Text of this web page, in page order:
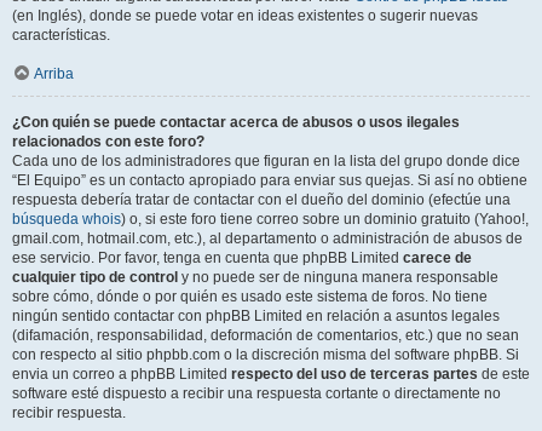
(en Inglés), donde se puede votar en ideas existentes o sugerir nuevas
características.
Arriba
¿Con quién se puede contactar acerca de abusos o usos ilegales
relacionados con este foro?
Cada uno de los administradores que figuran en la lista del grupo donde dice
“El Equipo” es un contacto apropiado para enviar sus quejas. Si así no obtiene
respuesta debería tratar de contactar con el dueño del dominio (efectúe una
búsqueda whois) o, si este foro tiene correo sobre un dominio gratuito (Yahoo!,
gmail.com, hotmail.com, etc.), al departamento o administración de abusos de
ese servicio. Por favor, tenga en cuenta que phpBB Limited carece de
cualquier tipo de control y no puede ser de ninguna manera responsable
sobre cómo, dónde o por quién es usado este sistema de foros. No tiene
ningún sentido contactar con phpBB Limited en relación a asuntos legales
(difamación, responsabilidad, deformación de comentarios, etc.) que no sean
con respecto al sitio phpbb.com o la discreción misma del software phpBB. Si
envia un correo a phpBB Limited respecto del uso de terceras partes de este
software esté dispuesto a recibir una respuesta cortante o directamente no
recibir respuesta.